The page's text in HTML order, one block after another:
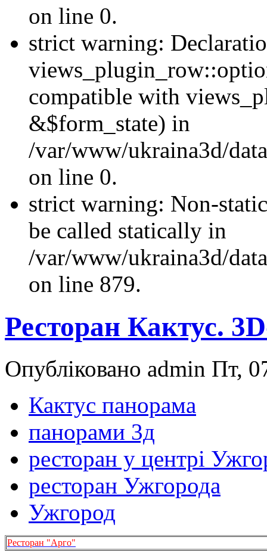
on line 0.
strict warning:
compatible with
&$form_state) in
/var/www/ukraina3d/
on line 0.
strict warning: Non-
be called statically in
/var/www/ukraina3d/
on line 879.
Ресторан Кактус.
Опубліковано admin Пт,
Кактус панорама
панорами 3д
ресторан у центрі
ресторан Ужгорода
Ужгород
Ресторан "Арго"